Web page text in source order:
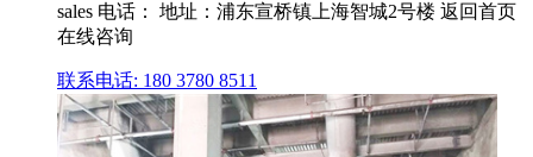
sales 电话： 地址：浦东宣桥镇上海智城2号楼 返回首页
在线咨询
联系电话: 180 3780 8511